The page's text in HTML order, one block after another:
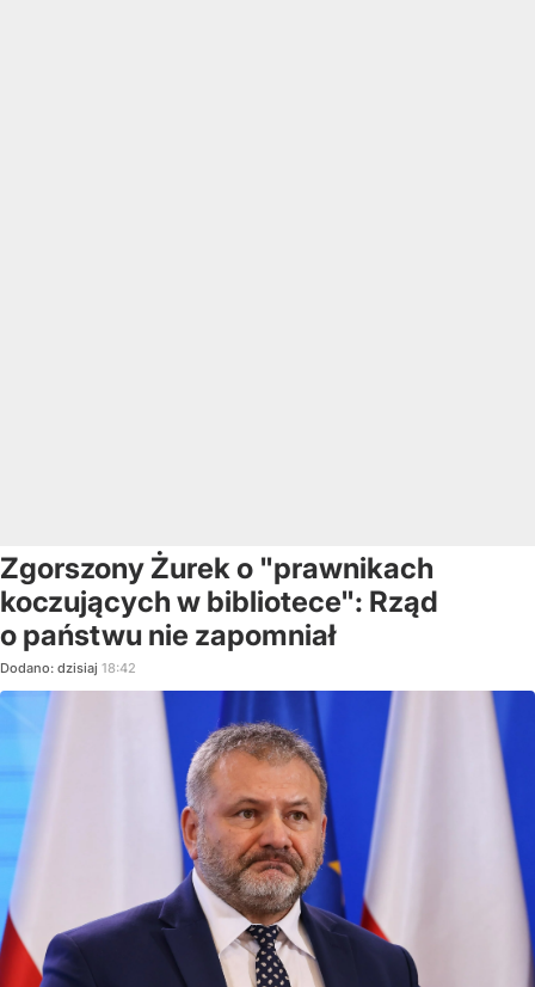
Zgorszony Żurek o "prawnikach
koczujących w bibliotece": Rząd
o państwu nie zapomniał
Dodano: dzisiaj 18:42